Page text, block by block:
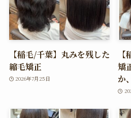
【稲毛/千葉】丸みを残した
縮毛矯正
2026年7月25日
矯
か